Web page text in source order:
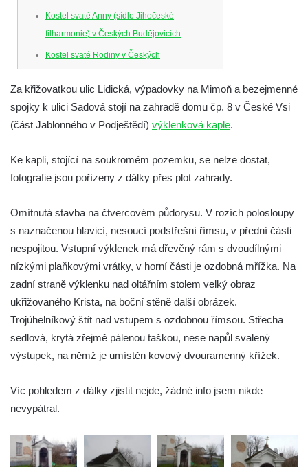
Kostel svaté Anny (sídlo Jihočeské
filharmonie) v Českých Budějovicích
Kostel svaté Rodiny v Českých
Budějovicích
Kostel Obětování Panny Marie u kláštera
dominikánů v Českých Budějovicích
Kostel Všech svatých v Kamenném Újezdě
Kaple na křižovatce ulic Budějovická a
Dělnická v Kamenném Újezdě
náměstí J. V. Kamarýta ve Velešíně
Kaple na hřbitově ve Velešíně
Márnice na hřbitově ve Velešíně
Kostel svatého Václava ve Velešíně
Poutní areál Římov
Kostel svatého Ducha v poutním areálu
Římov
Křížová cesta Římov – XXV. kaple – Boží
Křížová cesta Římov – XXIV. kaple – Pieta
Křížová cesta Římov – XXII. kaple – Šimon
Za křižovatkou ulic Lidická, výpadovky na Mimoň a bezejmenné
spojky k ulici Sadová stojí na zahradě domu čp. 8 v České Vsi
(část Jablonného v Podještědí) výklenková kaple.
Ke kapli, stojící na soukromém pozemku, se nelze dostat,
fotografie jsou pořízeny z dálky přes plot zahrady.
Omítnutá stavba na čtvercovém půdorysu. V rozích polosloupy
s naznačenou hlavicí, nesoucí podstřešní římsu, v přední části
nespojitou. Vstupní výklenek má dřevěný rám s dvoudílnými
nízkými plaňkovými vrátky, v horní části je ozdobná mřížka. Na
zadní straně výklenku nad oltářním stolem velký obraz
ukřižovaného Krista, na boční stěně další obrázek.
Trojúhelníkový štít nad vstupem s ozdobnou římsou. Střecha
sedlová, krytá zřejmě pálenou taškou, nese napůl svalený
výstupek, na němž je umístěn kovový dvouramenný křížek.
Víc pohledem z dálky zjistit nejde, žádné info jsem nikde
nevypátral.